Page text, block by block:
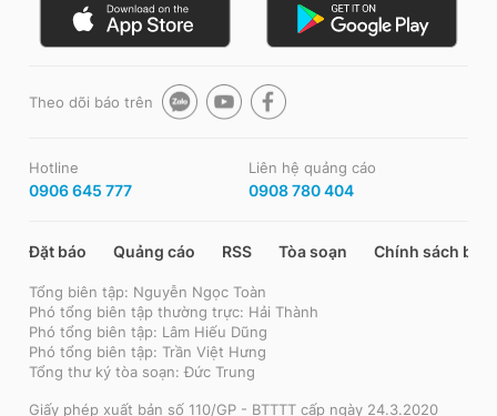
Theo dõi báo trên
Hotline
0906 645 777
Liên hệ quảng cáo
0908 780 404
Đặt báo Quảng cáo RSS Tòa soạn Chính sách bảo
Tổng biên tập: Nguyễn Ngọc Toàn
Phó tổng biên tập thường trực: Hải Thành
Phó tổng biên tập: Lâm Hiếu Dũng
Phó tổng biên tập: Trần Việt Hưng
Tổng thư ký tòa soạn: Đức Trung
Giấy phép xuất bản số 110/GP - BTTTT cấp ngày 24.3.2020